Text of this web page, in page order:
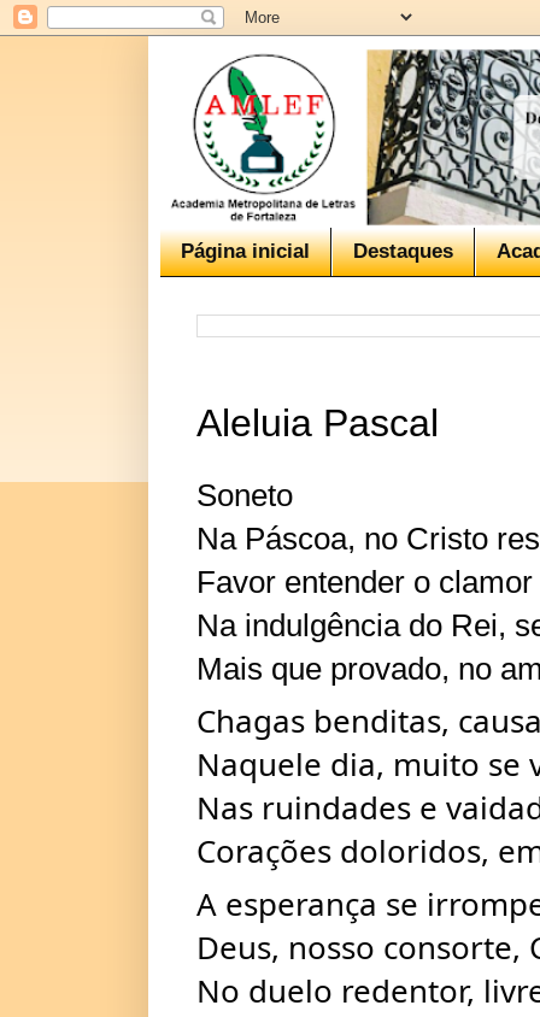
Página inicial Destaques
Aleluia Pascal
Soneto
Na Páscoa, no Cristo
Favor entender o
Na indulgência do Rei,
Mais que provado, no
Chagas benditas,
Naquele dia, muito se
Nas ruindades e
Corações doloridos,
A esperança se
Deus, nosso
No duelo redentor,